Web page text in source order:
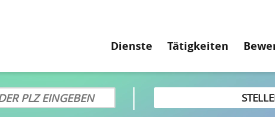
Dienste Tätigkeiten